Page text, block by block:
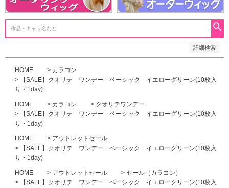
詳細検索
SALE中
HOME
カラコン
【SALE】クオリテ ワンデー ベーシック イエローグリーン(10枚入
り・1day)
HOME カラコン
クオリテワンデー
【SALE】クオリテ ワンデー ベーシック イエローグリーン(10枚入
り・1day)
HOME
アウトレットセール
【SALE】クオリテ ワンデー ベーシック イエローグリーン(10枚入
り・1day)
HOME アウトレットセール
セール（カラコン）
【SALE】クオリテ ワンデー ベーシック イエローグリーン(10枚入